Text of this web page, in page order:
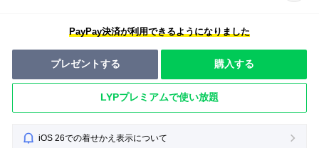
PayPay決済が利用できるようになりました
プレゼントする 購入する
LYPプレミアムで使い放題
iOS 26での着せかえ表示について